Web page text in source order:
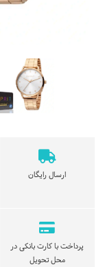
ارسال رایگان
پرداخت با کارت بانکی در
محل تحویل